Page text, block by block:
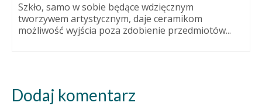
Szkło, samo w sobie będące wdzięcznym
tworzywem artystycznym, daje ceramikom
możliwość wyjścia poza zdobienie przedmiotów...
Dodaj komentarz